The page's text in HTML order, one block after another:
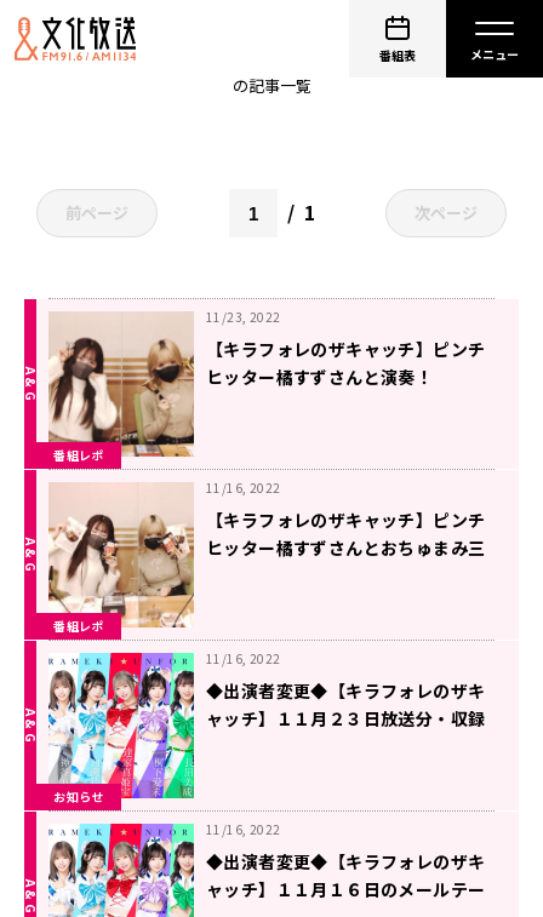
番組表
綺星☆フィオレナード
の記事一覧
前ページ 1 次ページ
番組レポ
11/23, 2022
【キラフォレのザキャッチ】ピンチ
ヒッター橘すずさんと演奏！
番組レポ
11/16, 2022
【キラフォレのザキャッチ】ピンチ
ヒッター橘すずさんとおちゅまみ三
お知らせ
11/16, 2022
◆出演者変更◆【キラフォレのザキ
ャッチ】１１月２３日放送分・収録
11/16, 2022
◆出演者変更◆【キラフォレのザキ
ャッチ】１１月１６日のメールテー